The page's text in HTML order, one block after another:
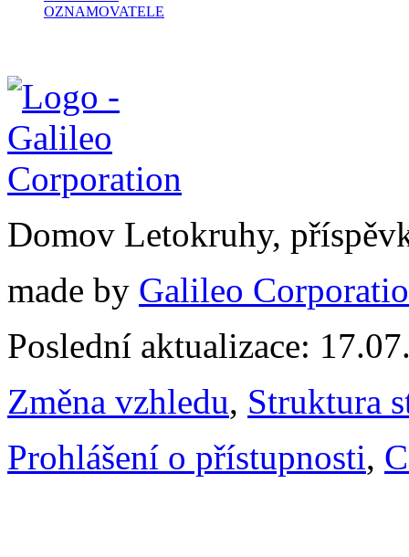
OZNAMOVATELE
Domov Letokruhy,
made by Galileo
Poslední aktualizace:
Změna vzhledu, Struktura
Prohlášení o přístupnosti,